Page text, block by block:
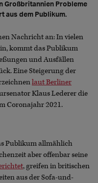
Großbritannien Probleme
aus dem Publikum.
Nachricht an: In vielen
kommt das Publikum
und Ausfällen
Eine Steigerung der
laut Berliner
Klaus Lederer die
Coronajahr 2021.
Publikum allmählich
aber offenbar seine
, greifen in britischen
aus der Sofa-und-